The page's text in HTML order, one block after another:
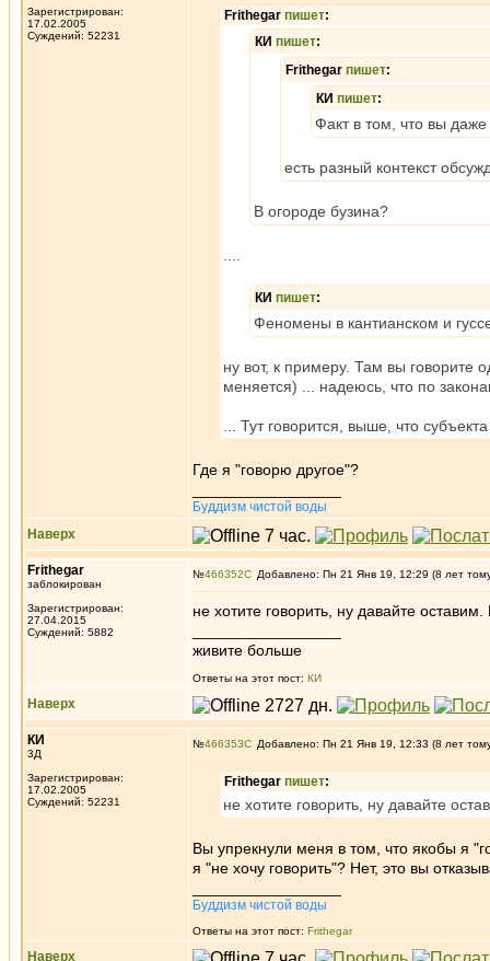
Зарегистрирован:
17.02.2005
Суждений: 52231
Frithegar пишет:
КИ пишет:
Frithegar пишет:
КИ пишет:
Факт в том, что вы
есть разный контекст
В огороде бузина?
КИ пишет:
Феномены в кантианском и
ну вот, к примеру. Там вы говорите
меняется) ... надеюсь, что по
... Тут говорится, выше, что
Где я "говорю другое"?
Буддизм чистой воды
Наверх
Frithegar
заблокирован
Зарегистрирован:
27.04.2015
Суждений: 5882
№466352 Добавлено: Пн 21 Янв 19, 12:29 (8 лет
не хотите говорить, ну давайте
живите больше
Ответы на этот пост: КИ
Наверх
КИ
3Д
Зарегистрирован:
17.02.2005
Суждений: 52231
№466353 Добавлено: Пн 21 Янв 19, 12:33 (8 лет
Frithegar пишет:
не хотите говорить, ну давайте
Вы упрекнули меня в том, что якобы я
я "не хочу говорить"? Нет, это вы
Буддизм чистой воды
Ответы на этот пост: Frithegar
Наверх